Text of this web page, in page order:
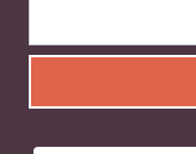
demain. Pour
l’État ait les clés
Enfin nous